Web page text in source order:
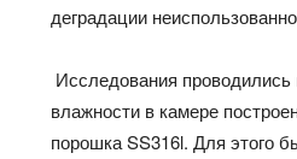
деградации
Исследования проводились
влажности в камере
порошка SS316l. Для этого